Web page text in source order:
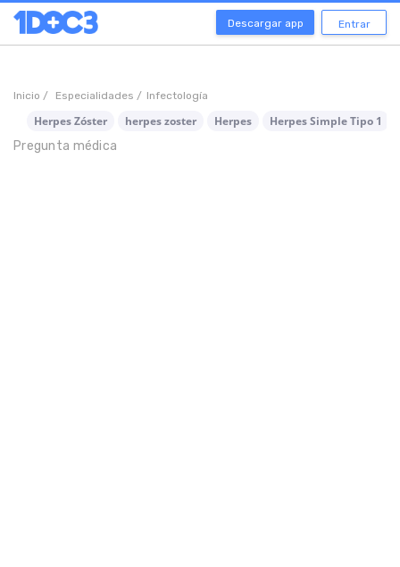
Descargar app Entrar
Inicio / Especialidades / Infectología
Herpes Zóster herpes zoster Herpes
Herpes Simple Tipo 1
Pregunta médica